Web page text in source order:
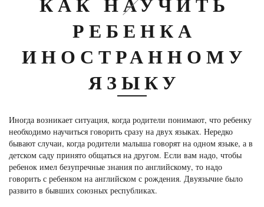
РЕБЕНКА
ИНОСТРАННОМУ
ЯЗЫКУ
Иногда возникает ситуация, когда родители понимают, что ребенку
необходимо научиться говорить сразу на двух языках. Нередко
бывают случаи, когда родители малыша говорят на одном языке, а в
детском саду принято общаться на другом. Если вам надо, чтобы
ребенок имел безупречные знания по английскому, то надо
говорить с ребенком на английском с рождения. Двуязычие было
развито в бывших союзных республиках.